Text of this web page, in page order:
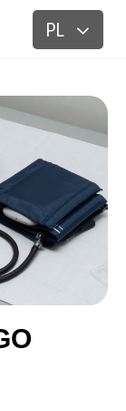
PL